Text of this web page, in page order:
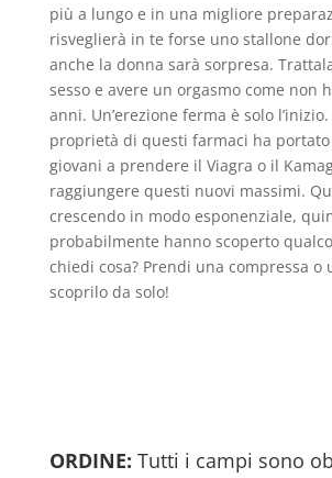
più a lungo e in una migliore
risveglierà in te forse uno stallone
anche la donna sarà sorpresa.
sesso e avere un orgasmo come non
anni. Un’erezione ferma è solo
proprietà di questi farmaci ha
giovani a prendere il Viagra o il
raggiungere questi nuovi massimi.
crescendo in modo esponenziale,
probabilmente hanno scoperto
chiedi cosa? Prendi una compressa o
scoprilo da solo!
ORDINE: Tutti i campi sono